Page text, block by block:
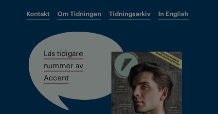
Kontakt Om Tidningen Tidningsarkiv In English
Läs tidigare
nummer av
Accent